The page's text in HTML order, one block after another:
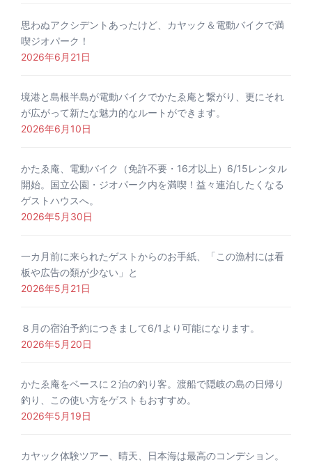
思わぬアクシデントあったけど、カヤック＆電動バイクで満
喫ジオパーク！
2026年6月21日
境港と島根半島が電動バイクでかたゑ庵と繋がり、更にそれ
が広がって新たな魅力的なルートができます。
2026年6月10日
かたゑ庵、電動バイク（免許不要・16才以上）6/15レンタル
開始。国立公園・ジオパーク内を満喫！益々連泊したくなる
ゲストハウスへ。
2026年5月30日
一カ月前に来られたゲストからのお手紙、「この漁村には看
板や広告の類が少ない」と
2026年5月21日
８月の宿泊予約につきまして6/1より可能になります。
2026年5月20日
かたゑ庵をベースに２泊の釣り客。渡船で隠岐の島の日帰り
釣り、この使い方をゲストもおすすめ。
2026年5月19日
カヤック体験ツアー、晴天、日本海は最高のコンデション。